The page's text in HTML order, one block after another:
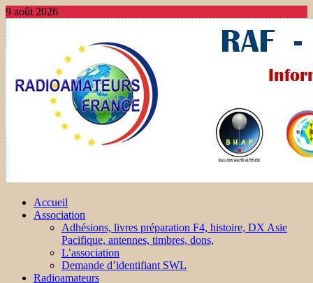
9 août 2026
Accueil
Association
Adhésions, livres préparation F4, histoire, DX Asie
Pacifique, antennes, timbres, dons,
L’association
Demande d’identifiant SWL
Radioamateurs